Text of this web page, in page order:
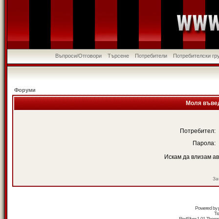
Въпроси/Отговори Търсене Потребители Потребителски
Форуми
Моля
Потребител:
Парола:
Искам да влизам
Powered by